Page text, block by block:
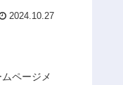
2024.10.27
ページメ